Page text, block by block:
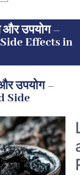
और उपयोग –
Effects in
उपयोग –
Side